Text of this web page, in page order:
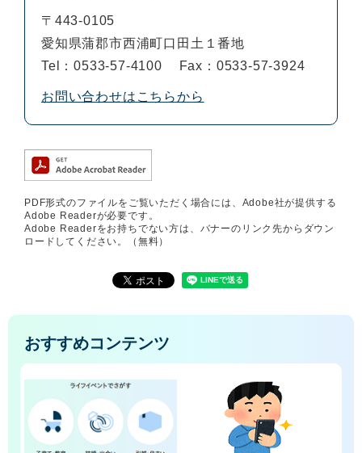
〒443-0105
愛知県蒲郡市西浦町口田土１番地
Tel：0533-57-4100
Fax：0533-57-3924
お問い合わせはこちらから
PDF形式のファイルをご覧いただく場合には、Adobe社が提供する
Adobe Readerが必要です。
Adobe Readerをお持ちでない方は、バナーのリンク先からダウン
ロードしてください。（無料）
おすすめコンテンツ